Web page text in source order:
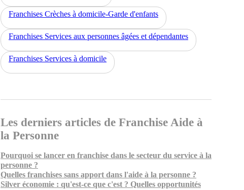
Franchises Crèches à domicile-Garde d'enfants
Franchises Services aux personnes âgées et dépendantes
Franchises Services à domicile
Les derniers articles de Franchise Aide à
la Personne
Pourquoi se lancer en franchise dans le secteur du service à la
personne ?
Quelles franchises sans apport dans l'aide à la personne ?
Silver économie : qu'est-ce que c'est ? Quelles opportunités